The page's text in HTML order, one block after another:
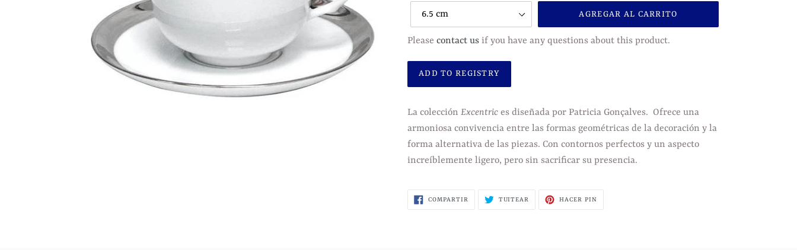
AGREGAR AL CARRITO
Please contact us if you have any questions about this product.
el
producto
a
tu
compra
La colección Excentric es diseñada por Patricia Gonçalves. Ofrece una
armoniosa convivencia entre las formas geométricas de la decoración y la
forma alternativa de las piezas. Con contornos perfectos y un aspecto
increíblemente ligero, pero sin sacrificar su presencia.
COMPARTIR COMPARTIRTUITEAR TUITEARHACER PINPINEAR